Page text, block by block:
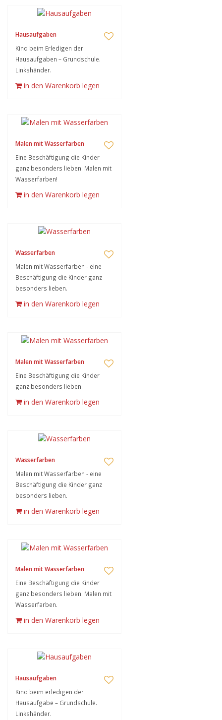
Hausaufgaben
Kind beim Erledigen der
Hausaufgaben – Grundschule.
Linkshänder.
in den Warenkorb legen
Malen mit Wasserfarben
Eine Beschäftigung die Kinder
ganz besonders lieben: Malen mit
Wasserfarben!
in den Warenkorb legen
Wasserfarben
Malen mit Wasserfarben - eine
Beschäftigung die Kinder ganz
besonders lieben.
in den Warenkorb legen
Malen mit Wasserfarben
Eine Beschäftigung die Kinder
ganz besonders lieben.
in den Warenkorb legen
Wasserfarben
Malen mit Wasserfarben - eine
Beschäftigung die Kinder ganz
besonders lieben.
in den Warenkorb legen
Malen mit Wasserfarben
Eine Beschäftigung die Kinder
ganz besonders lieben: Malen mit
Wasserfarben.
in den Warenkorb legen
Hausaufgaben
Kind beim erledigen der
Hausaufgabe – Grundschule.
Linkshänder.